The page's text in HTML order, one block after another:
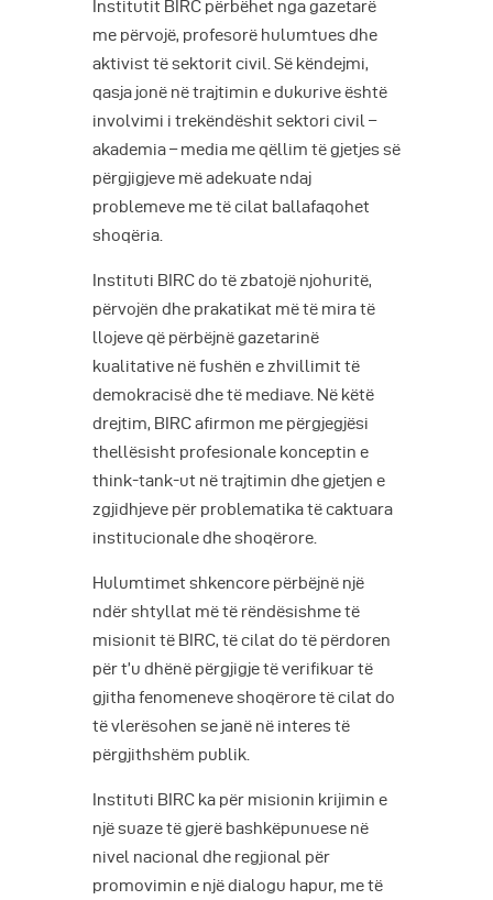
Institutit BIRC përbëhet nga gazetarë
me përvojë, profesorë hulumtues dhe
aktivist të sektorit civil. Së këndejmi,
qasja jonë në trajtimin e dukurive është
involvimi i trekëndëshit sektori civil –
akademia – media me qëllim të gjetjes së
përgjigjeve më adekuate ndaj
problemeve me të cilat ballafaqohet
shoqëria.
Instituti BIRC do të zbatojë njohuritë,
përvojën dhe prakatikat më të mira të
llojeve që përbëjnë gazetarinë
kualitative në fushën e zhvillimit të
demokracisë dhe të mediave. Në këtë
drejtim, BIRC afirmon me përgjegjësi
thellësisht profesionale konceptin e
think-tank-ut në trajtimin dhe gjetjen e
zgjidhjeve për problematika të caktuara
institucionale dhe shoqërore.
Hulumtimet shkencore përbëjnë një
ndër shtyllat më të rëndësishme të
misionit të BIRC, të cilat do të përdoren
për t’u dhënë përgjigje të verifikuar të
gjitha fenomeneve shoqërore të cilat do
të vlerësohen se janë në interes të
përgjithshëm publik.
Instituti BIRC ka për misionin krijimin e
një suaze të gjerë bashkëpunuese në
nivel nacional dhe regjional për
promovimin e një dialogu hapur, me të